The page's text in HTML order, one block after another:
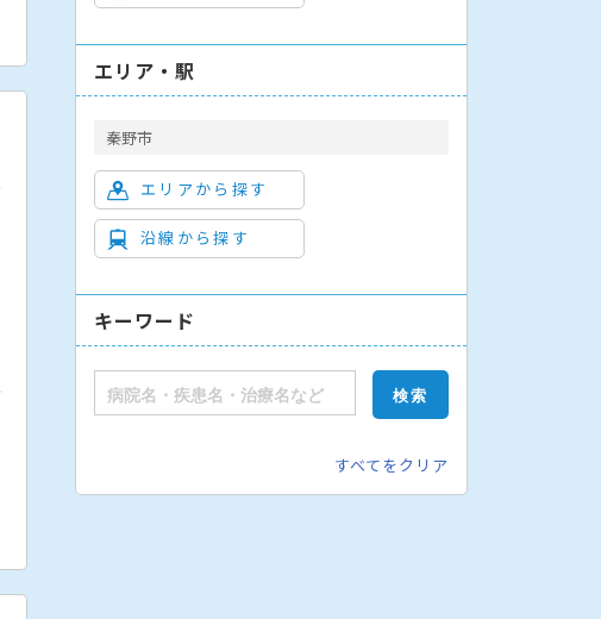
脳神経外科
エリア・駅
秦野市
エリアから探す
沿線から探す
キーワード
すべてをクリア